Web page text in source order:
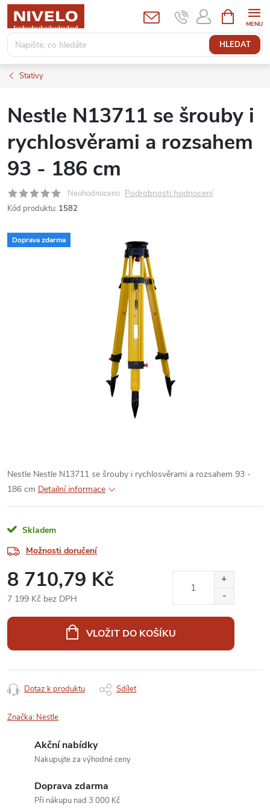
Přejít
obsah
HLEDAT
NÁKUPNÍ
KOŠÍK
Stativy
Nestle N13711 se šrouby i
rychlosvěrami a rozsahem
93 - 186 cm
Neohodnoceno Podrobnosti hodnocení
Kód produktu: 1582
Doprava zdarma
Nestle Nestle N13711 se šrouby i rychlosvěrami a rozsahem 93 -
186 cm Detailní informace
Skladem
Možnosti doručení
8 710,79 Kč
7 199 Kč bez DPH
VLOŽIT DO KOŠÍKU
Dotaz k produktu Sdílet
Značka: Nestle
Akční nabídky
Nakupujte za výhodné ceny
Doprava zdarma
Při nákupu nad 3 000 Kč